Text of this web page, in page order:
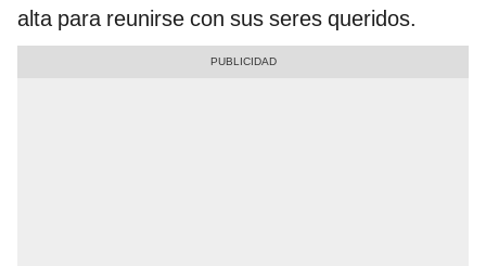
alta para reunirse con sus seres queridos.